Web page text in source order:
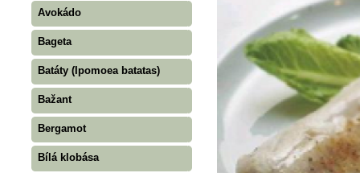
Avokádo
Bageta
Batáty (Ipomoea batatas)
Bažant
Bergamot
Bílá klobása